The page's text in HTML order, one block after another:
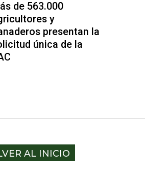
de 563.000
y
presentan la
única de la
AL INICIO